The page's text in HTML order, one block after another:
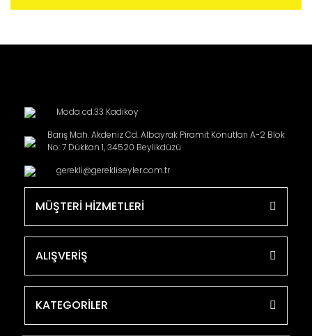
Moda cd.33 Kadikoy
Barış Mah. Akdeniz Cd. Albayrak Piramit Konutları A-2 Blok
No: 7 Dükkan 1, 34520 Beylikdüzü
gerekli@gerekliseyler.com.tr
MÜŞTERİ HİZMETLERİ
ALIŞVERİŞ
KATEGORİLER